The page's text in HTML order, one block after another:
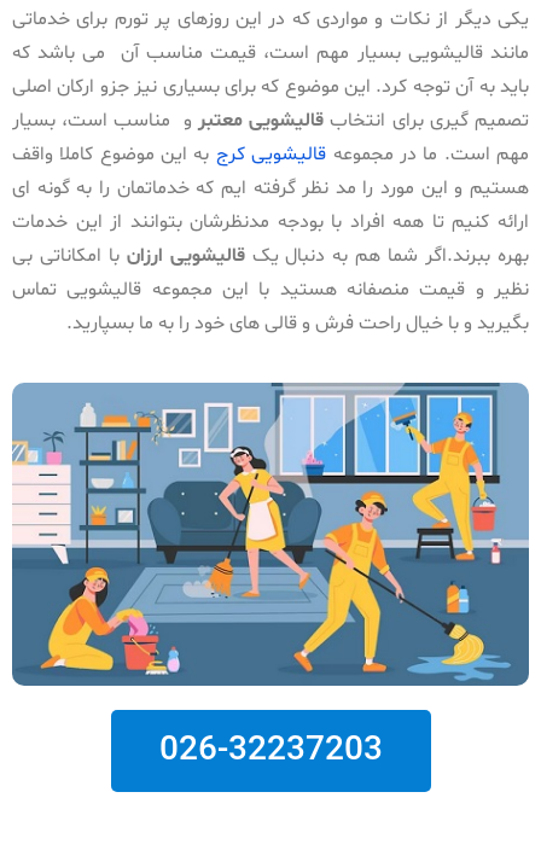
یکی دیگر از نکات و مواردی که در این روزهای پر تورم برای خدماتی
مانند قالیشویی بسیار مهم است، قیمت مناسب آن می باشد که
باید به آن توجه کرد. این موضوع که برای بسیاری نیز جزو ارکان اصلی
تصمیم گیری برای انتخاب قالیشویی معتبر و مناسب است، بسیار
مهم است. ما در مجموعه قالیشویی کرج به این موضوع کاملا واقف
هستیم و این مورد را مد نظر گرفته ایم که خدماتمان را به گونه ای
ارائه کنیم تا همه افراد با بودجه مدنظرشان بتوانند از این خدمات
بهره ببرند.اگر شما هم به دنبال یکقالیشویی ارزان با امکاناتی بی
نظیر و قیمت منصفانه هستید با این مجموعه قالیشویی تماس
بگیرید و با خیال راحت فرش و قالی های خود را به ما بسپارید.
026-32237203